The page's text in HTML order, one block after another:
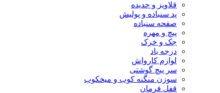
قلاویز و حدیده
پد سنباده و پولیش
صفحه سنباده
پیچ و مهره
جک و خرک
درجه باد
لوازم کارواش
سر پیچ گوشتی
سوزن منگنه کوب و میخکوب
قفل فرمان